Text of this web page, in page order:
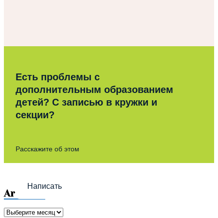
Есть проблемы с
дополнительным образованием
детей? С записью в кружки и
секции?
Расскажите об этом
Написать
Archives
Archives